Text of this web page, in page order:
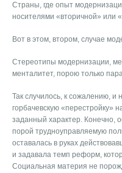
Страны, где опыт
носителями «вторичной» или
Вот в этом, втором, случае
Стереотипы модернизации,
менталитет, порою только
Так случилось, к сожалению, и
горбачевскую «перестройку»
заданный характер. Конечно,
порой трудноуправляемую
оставалась в руках
и задавала темп реформ,
Социальная материя не